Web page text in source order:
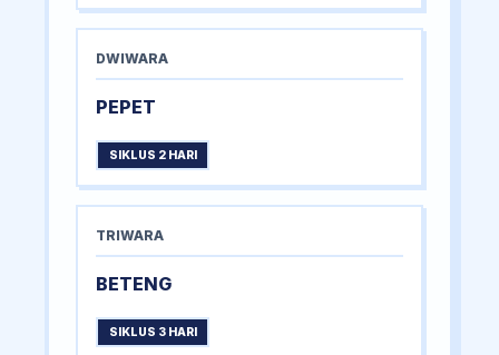
DWIWARA
PEPET
SIKLUS 2 HARI
TRIWARA
BETENG
SIKLUS 3 HARI